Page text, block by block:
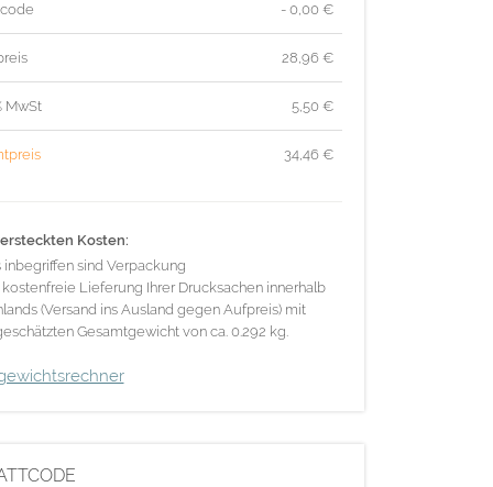
- 0,00 €
28,96 €
MwSt 5,50 €
34,46 €
Kosten:
inbegriffen sind Verpackung
Lieferung Ihrer Drucksachen innerhalb
(Versand ins Ausland gegen Aufpreis) mit
Gesamtgewicht von ca. 0.292 kg.